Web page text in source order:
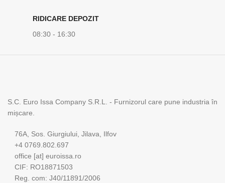
RIDICARE DEPOZIT
08:30 - 16:30
S.C. Euro Issa Company S.R.L. - Furnizorul care pune industria în
mișcare.
76A, Sos. Giurgiului, Jilava, Ilfov
+4 0769.802.697
office [at] euroissa.ro
CIF: RO18871503
Reg. com: J40/11891/2006